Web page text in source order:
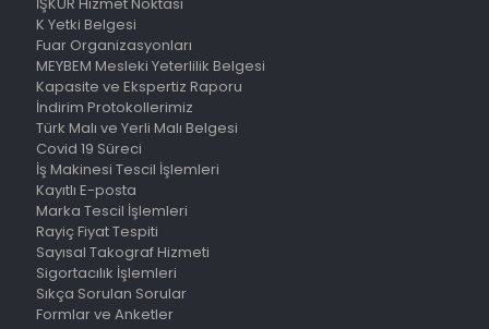
K Yetki Belgesi
Fuar Organizasyonları
MEYBEM Mesleki Yeterlilik Belgesi
Kapasite ve Ekspertiz Raporu
İndirim Protokollerimiz
Türk Malı ve Yerli Malı Belgesi
Covid 19 Süreci
İş Makinesi Tescil İşlemleri
Kayıtlı E-posta
Marka Tescil İşlemleri
Rayiç Fiyat Tespiti
Sayısal Takograf Hizmeti
Sigortacılık İşlemleri
Sıkça Sorulan Sorular
Formlar ve Anketler